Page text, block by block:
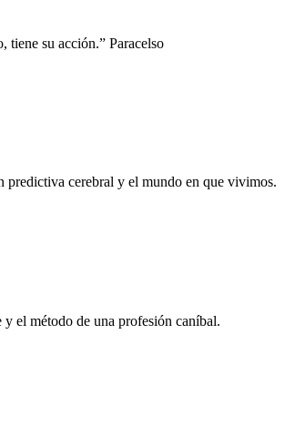
tiene su acción.” Paracelso
predictiva cerebral y el mundo en que vivimos.
y el método de una profesión caníbal.